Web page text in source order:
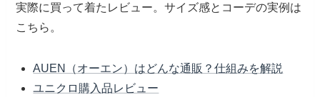
実際に買って着たレビュー。サイズ感とコーデの実例は
こちら。
AUEN（オーエン）はどんな通販？仕組みを解説
ユニクロ購入品レビュー